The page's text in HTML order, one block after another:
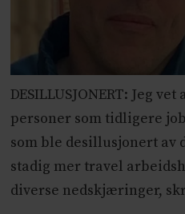
DESILLUSJONERT: Jeg
personer som tidligere
som ble desillusjonert av
stadig mer travel
diverse nedskjæringer,